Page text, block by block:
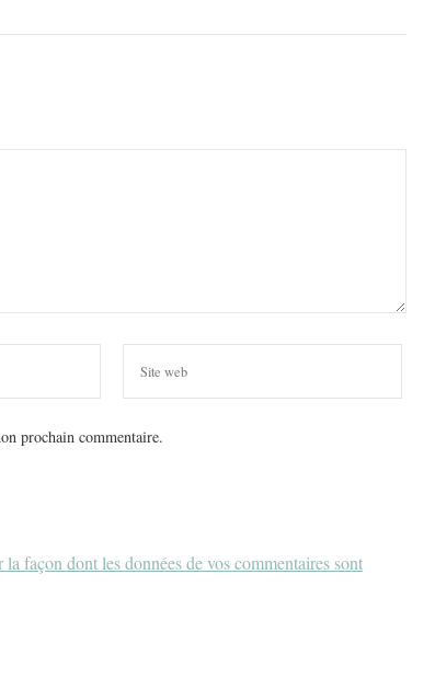
prochain commentaire.
façon dont les données de vos commentaires sont